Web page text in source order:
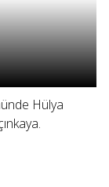
Hülya